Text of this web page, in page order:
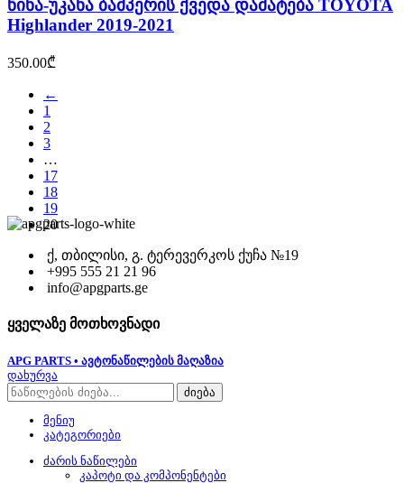
წინა-უკანა ბამპერის ქვედა დამატება TOYOTA
Highlander 2019-2021
350.00₾
←
1
2
3
…
17
18
19
20
ქ, თბილისი, გ. ტერევერკოს ქუჩა №19
+995 555 21 21 96
info@apgparts.ge
ყველაზე მოთხოვნადი
APG PARTS • ავტონაწილების მაღაზია
დახურვა
ძიება
მენიუ
კატეგორიები
ძარის ნაწილები
კაპოტი და კომპონენტები